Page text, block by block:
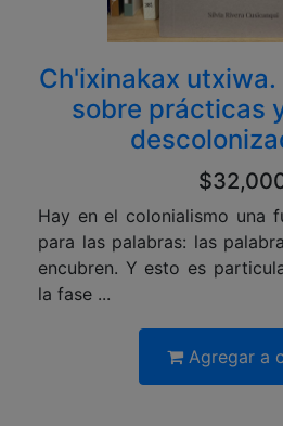
Ch'ixinakax
sobre prácticas
Hay en el colonialismo una
para las palabras: las
encubren. Y esto es
la fase ...
Agregar a